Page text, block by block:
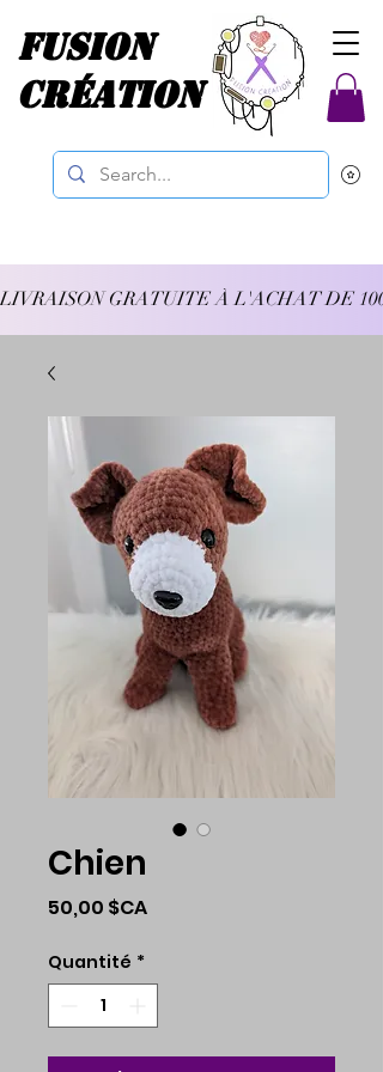
Fusion
Création
LIVRAISON GRATUITE À L'ACHAT DE
Chien
50,00 $CAPrix
Quantité *